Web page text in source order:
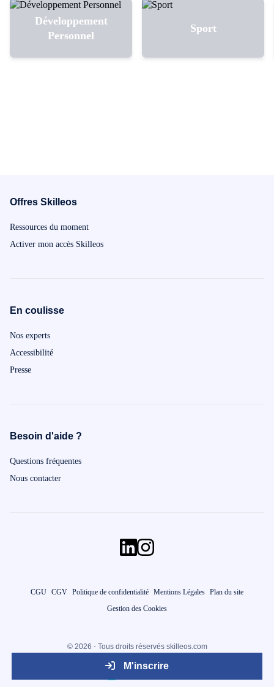
Développement
Personnel
Sport
M'inscrire
Offres Skilleos
Ressources du moment
Activer mon accès Skilleos
En coulisse
Nos experts
Accessibilité
Presse
Besoin d'aide ?
Questions fréquentes
Nous contacter
CGU CGV Politique de confidentialité Mentions Légales Plan du site
Gestion des Cookies
© 2026 - Tous droits réservés skilleos.com